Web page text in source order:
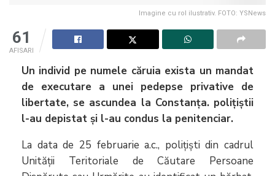
Imagine cu rol ilustrativ. FOTO: YSNews
61
AFISARI
Un individ pe numele căruia exista un mandat
de executare a unei pedepse privative de
libertate, se ascundea la Constanța. polițiștii
l-au depistat și l-au condus la penitenciar.
La data de 25 februarie a.c., polițiști din cadrul
Unității Teritoriale de Căutare Persoane